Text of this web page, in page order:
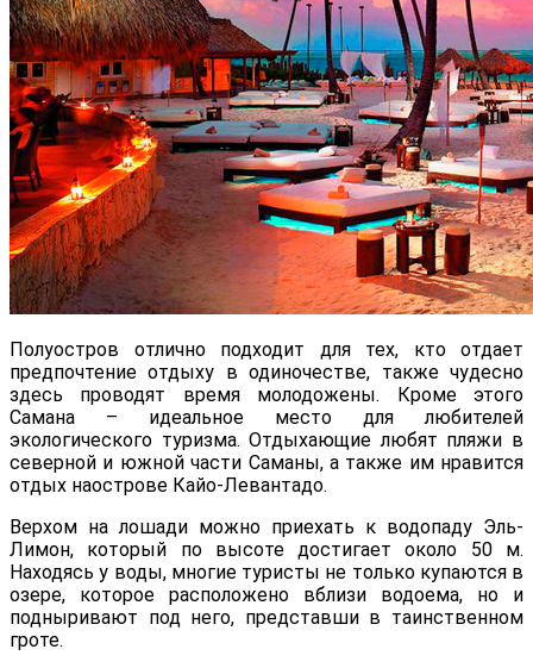
Полуостров отлично подходит для тех, кто отдает
предпочтение отдыху в одиночестве, также чудесно
здесь проводят время молодожены. Кроме этого
Самана – идеальное место для любителей
экологического туризма. Отдыхающие любят пляжи в
северной и южной части Саманы, а также им нравится
отдых наострове Кайо-Левантадо.
Верхом на лошади можно приехать к водопаду Эль-
Лимон, который по высоте достигает около 50 м.
Находясь у воды, многие туристы не только купаются в
озере, которое расположено вблизи водоема, но и
подныривают под него, представши в таинственном
гроте.